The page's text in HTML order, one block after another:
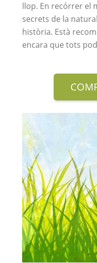
llop. En recórrer el
secrets de la
història. Està
encara que tots